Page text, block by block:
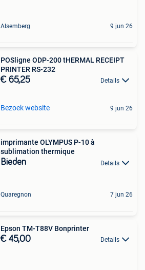
Alsemberg 9 jun 26
POSligne ODP-200 tHERMAL RECEIPT
PRINTER RS-232
€ 65,25 Details
Bezoek website 9 jun 26
imprimante OLYMPUS P-10 à
sublimation thermique
Bieden Details
Quaregnon 7 jun 26
Epson TM-T88V Bonprinter
€ 45,00 Details